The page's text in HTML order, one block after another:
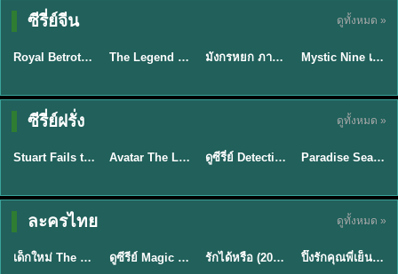
ซีรี่ย์จีน ดูทั้งหมด »
★9
ซับไทย
Royal Betrothal (2026) สัญญาวิวาห์แห่งราชวงศ์ พากย์ไทย ซับไทย EP1-32 ★8.5 The Legend of ShenLi ปฐพีไร้พ่าย (2024) พากย์ไทย ซับไทย EP.1-39 ★8 มังกรหยก ภาคมารบูรพาและพิษประจิม Duel on Mount Hua พากย์ไทย ★9
พากย์ไทย/ซับ
Mystic Nine เก้าสกุล (2026) พากย์ไทย ซับไทย EP.1-30
ซีรี่ย์ฝรั่ง ดูทั้งหมด »
★9.3
พากย์ไทย
Stuart Fails to Save the Universe สจ๊วตล่มแผนกู้จักรวาล (2026) พากย์ไทย ซับไทย EP.1-10 ★7.8 EP.7Avatar The Last Airbender 2 เณรน้อยเจ้าอภินิหาร พากย์ไทย EP.9ดูซีรี่ย์ Detective Hole (2026) พากย์ไทย HD ฟรี อัปเดตล่าสุด Netflix EP.8
พากย์ไทย
Paradise Season 2 (2026) พากย์ไทย EP1-8 ดูซีรี่ย์ฝรั่ง HD ครบทุกตอน
ละครไทย ดูทั้งหมด »
★ 8 EP.6
พากย์ไทย
เด็กใหม่ The Reset 2026 EP1-6 พากย์ไทย ดูซีรี่ย์ Netflix ล่าสุด HD ดูซีรีย์ Magic Move (2026) ทำนายทายรัก Thai EP.1-10 HD รักได้หรือ (2026) YOUNG Let's Begin Again พากย์ไทย EP.1-19 ★8
พากย์ไทย
ปิ๊งรักคุณพี่เย็นชา (2026) Frozen Valentine EP.1-10 (จบ)